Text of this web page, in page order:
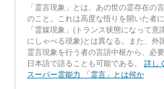
「霊言現象」とは、あの世の霊存在の
のこと。これは高度な悟りを開いた者
「霊媒現象」(トランス状態になって
にしゃべる現象)とは異なる。また、外
霊言現象を行う者の言語中枢から、必
日本語で語ることも可能である。 詳し
スーパー霊能力 「霊言」とは何か